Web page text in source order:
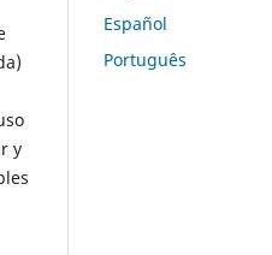
y
Español
Português